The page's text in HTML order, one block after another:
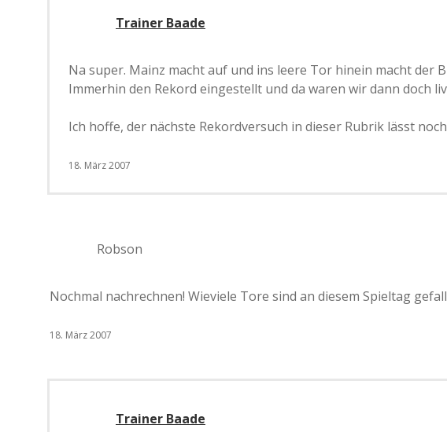
Trainer Baade
Na super. Mainz macht auf und ins leere Tor hinein macht der
Immerhin den Rekord eingestellt und da waren wir dann doch
Ich hoffe, der nächste Rekordversuch in dieser Rubrik lässt
18. März 2007
Robson
Nochmal nachrechnen! Wieviele Tore sind an diesem Spieltag
18. März 2007
Trainer Baade